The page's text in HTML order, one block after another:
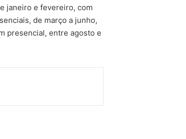
janeiro e fevereiro, com
de março a junho,
presencial, entre agosto e